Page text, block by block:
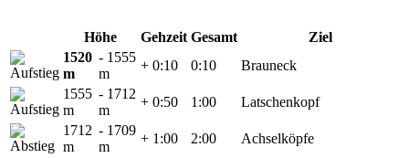
Höhe Gehzeit Gesamt
Ziel
1520
m
- 1555
m
+ 0:10 0:10
Brauneck
1555
m
- 1712
m
+ 0:50 1:00
Latschenkopf
1712
m
- 1709
m
+ 1:00 2:00
Achselköpfe